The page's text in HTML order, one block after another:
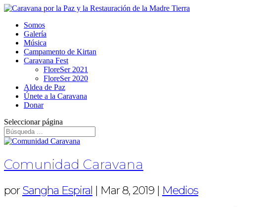
Somos
Galería
Música
Campamento de Kirtan
Caravana Fest
FloreSer 2021
FloreSer 2020
Aldea de Paz
Únete a la Caravana
Donar
Seleccionar página
Comunidad Caravana
porSangha Espiral | Mar 8, 2019 | Medios